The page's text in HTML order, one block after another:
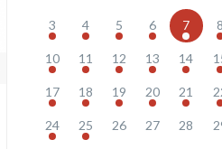
3 4 5 6 7 8
10 11 12 13 14
17 18 19 20 21
24 25 26 27 28